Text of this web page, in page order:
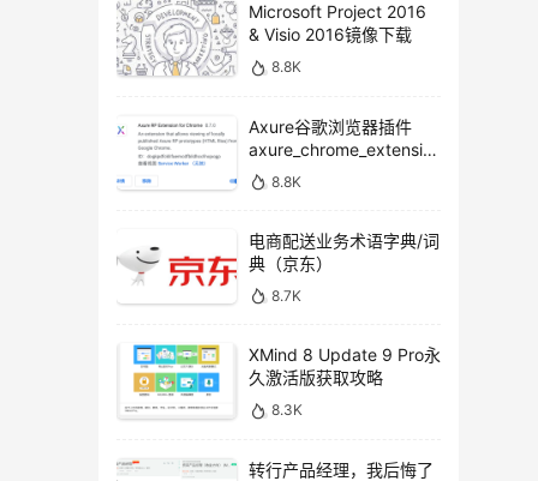
Microsoft Project 2016
& Visio 2016镜像下载
8.8K
Axure谷歌浏览器插件
axure_chrome_extensio
n下载
8.8K
电商配送业务术语字典/词
典（京东）
8.7K
XMind 8 Update 9 Pro永
久激活版获取攻略
8.3K
转行产品经理，我后悔了